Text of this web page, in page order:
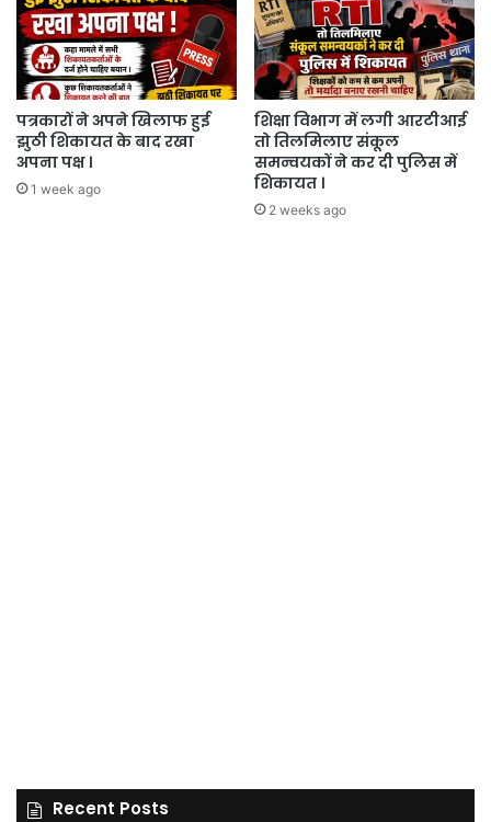
पत्रकारों ने अपने खिलाफ हुई
झुठी शिकायत के बाद रखा
अपना पक्ष ।
1 week ago
शिक्षा विभाग में लगी आरटीआई
तो तिलमिलाए संकूल
समन्वयकों ने कर दी पुलिस में
शिकायत ।
2 weeks ago
Recent Posts